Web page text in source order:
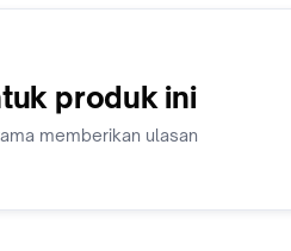
produk ini
memberikan ulasan